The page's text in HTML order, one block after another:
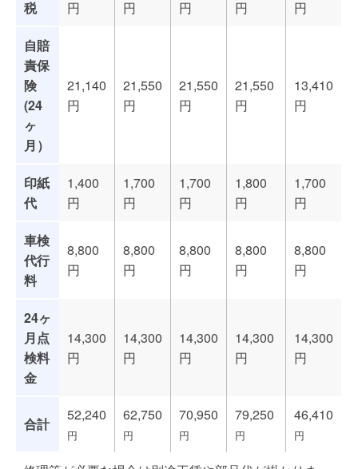
税
円
円
円
円
円
自賠
責保
険
(24
ヶ
月）
21,140
円
21,550
円
21,550
円
21,550
円
13,410
円
印紙
代
1,400
円
1,700
円
1,700
円
1,800
円
1,700
円
車検
代行
料
8,800
円
8,800
円
8,800
円
8,800
円
8,800
円
24ヶ
月点
検料
金
14,300
円
14,300
円
14,300
円
14,300
円
14,300
円
合計
52,240
円
62,750
円
70,950
円
79,250
円
46,410
円